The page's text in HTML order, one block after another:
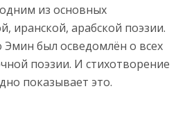
из основных
иранской, арабской поэзии.
Эмин был осведомлён о всех
поэзии. И стихотворение
показывает это.